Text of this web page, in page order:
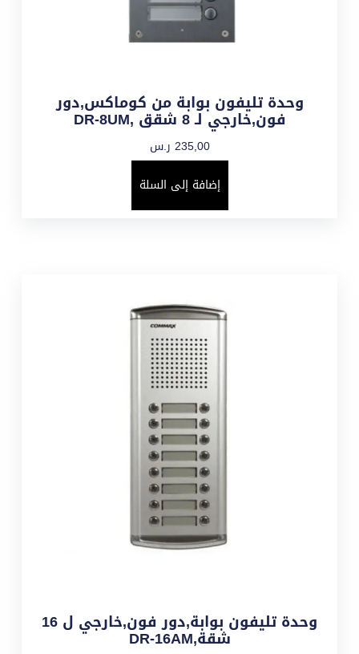
وحدة تليفون بوابة من كوماكس,دور
فون,خارجي لـ 8 شقق ,DR-8UM
235,00 ر.س
إضافة إلى السلة
وحدة تليفون بوابة,دور فون,خارجي ل 16
شقة,DR-16AM